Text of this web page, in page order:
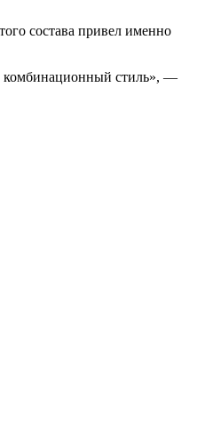
состава привел именно
комбинационный стиль», —